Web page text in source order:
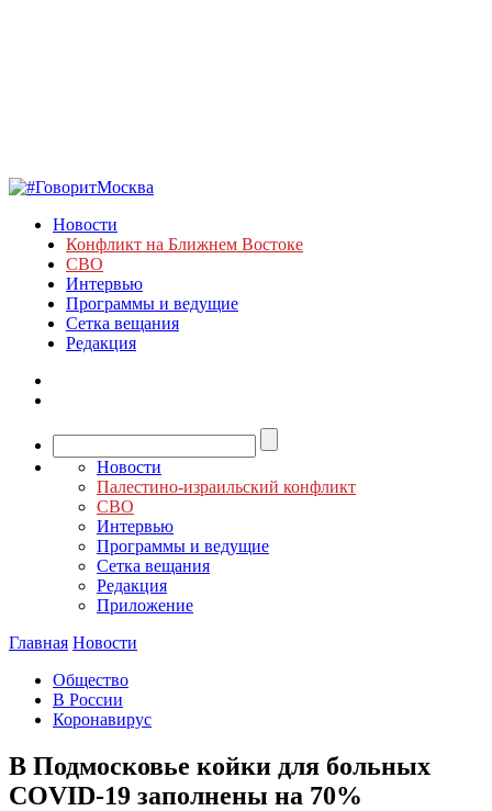
Новости
Конфликт на Ближнем Востоке
СВО
Интервью
Программы и ведущие
Сетка вещания
Редакция
Новости
Палестино-израильский конфликт
СВО
Интервью
Программы и ведущие
Сетка вещания
Редакция
Приложение
Главная Новости
Общество
В России
Коронавирус
В Подмосковье койки для больных
COVID-19 заполнены на 70%